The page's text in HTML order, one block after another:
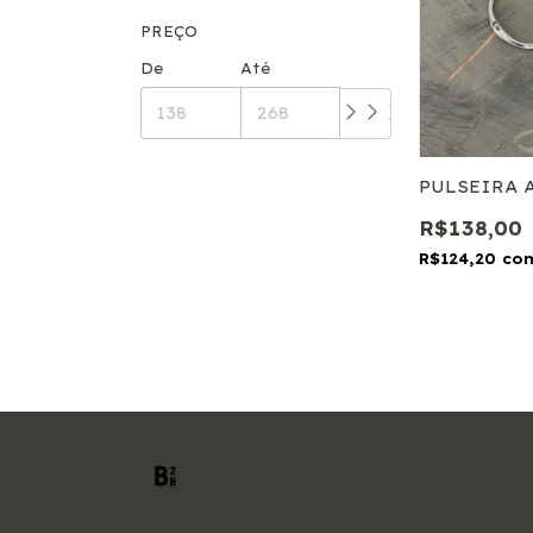
PREÇO
De Até
PULSEIRA
R$138,00
R$124,20